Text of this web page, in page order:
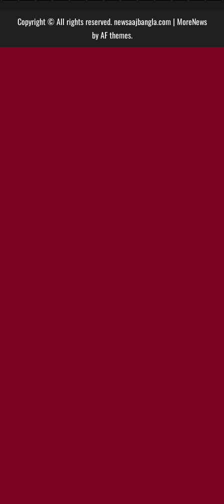
Copyright © All rights reserved. newsaajbangla.com | MoreNews
by AF themes.